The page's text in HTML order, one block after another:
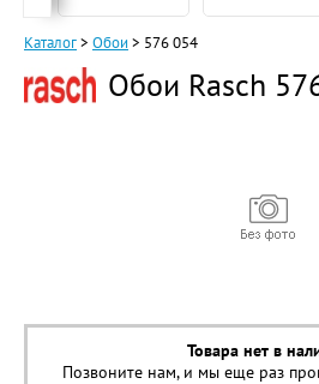
Каталог> Обои> 576 054
Обои Rasch
Товара нет в
Позвоните нам, и мы еще раз